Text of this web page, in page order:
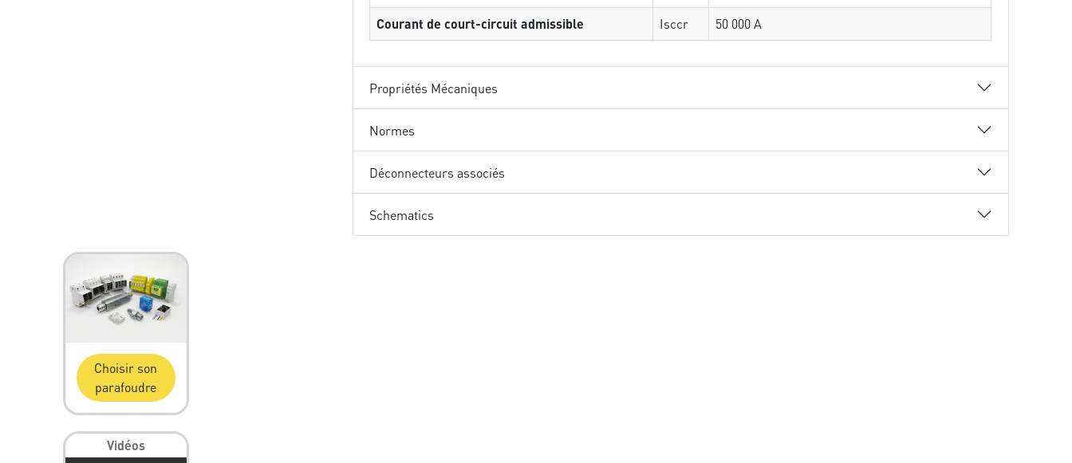
Courant de court-circuit admissible
Isccr 50 000 A
Propriétés Mécaniques
Normes
Déconnecteurs associés
Schematics
Choisir son
parafoudre
Vidéos